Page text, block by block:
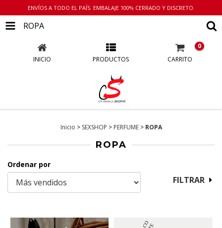
ENVÍOS A TODO EL PAÍS. EMBALAJE 100% CERRADO Y DISCRETO.
ROPA
INICIO PRODUCTOS CARRITO
0
Inicio > SEXSHOP > PERFUME > ROPA
ROPA
Ordenar por
FILTRAR